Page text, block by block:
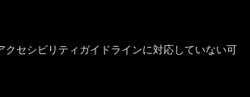
クセシビリティガイドラインに対応していない可